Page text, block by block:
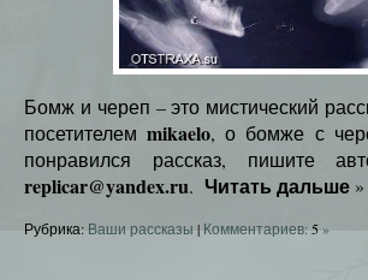
Бомж и череп – это мистический
посетителемmikaelo, о бомже с
понравился рассказ, пишите
replicar@yandex.ru. Читать дальше »
Рубрика: Ваши рассказы | Комментариев:5»